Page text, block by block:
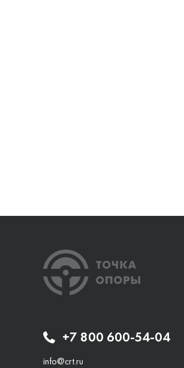
+7 800 600-54-04
info@crt.ru